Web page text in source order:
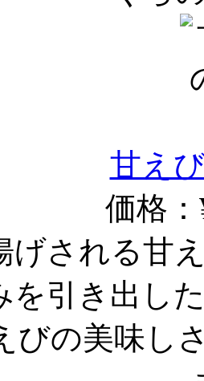
甘え
価格
げされる甘
を引き出し
びの美味し